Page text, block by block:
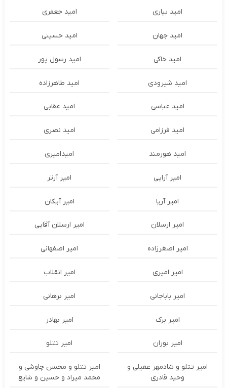
امید بیاری امید جعفری
امید جهان امید حسینی
امید خاکی امید رسول پور
امید شیرودی امید طاهرزاده
امید عباسی امید عقابی
امید فرزامی امید نصری
امید هورمند امیدامیری
امیر آرایی امیر آرتر
امیر آریا امیر آیکان
امیر ارسلان امیر ارسلان آقایی
امیر اصغرزاده امیر اصفهانی
امیر امیری امیر انقلاب
امیر باباجانی امیر برهانی
امیر برک امیر بهادر
امیر بوران امیر تتلو
امیر تتلو و شادمهر عقیلی و
وحید قادری
امیر تتلو و محسن چاوشی و
محمد میراد و حسین و شایع